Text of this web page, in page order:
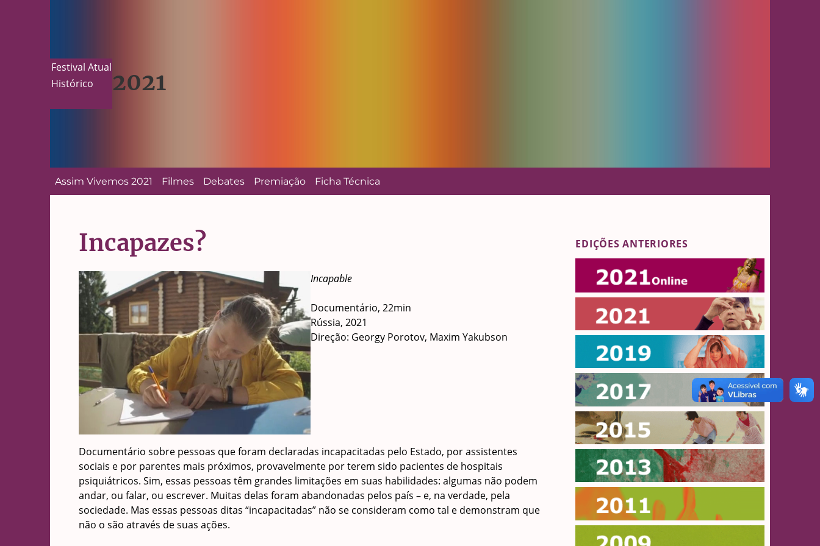
Festival Atual
Histórico
2021
Assim Vivemos 2021 Filmes Debates Premiação Ficha Técnica
Incapazes?
Incapable
Documentário, 22min
Rússia, 2021
Direção: Georgy Porotov, Maxim Yakubson
Documentário sobre pessoas que foram declaradas incapacitadas pelo Estado, por assistentes
sociais e por parentes mais próximos, provavelmente por terem sido pacientes de hospitais
psiquiátricos. Sim, essas pessoas têm grandes limitações em suas habilidades: algumas não podem
andar, ou falar, ou escrever. Muitas delas foram abandonadas pelos país – e, na verdade, pela
sociedade. Mas essas pessoas ditas “incapacitadas” não se consideram como tal e demonstram que
não o são através de suas ações.
EDIÇÕES ANTERIORES
Online 2021
2021
2019
2017
2015
2013